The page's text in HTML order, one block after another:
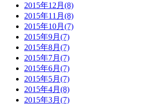
2015年12月(8)
2015年11月(8)
2015年10月(7)
2015年9月(7)
2015年8月(7)
2015年7月(7)
2015年6月(7)
2015年5月(7)
2015年4月(8)
2015年3月(7)